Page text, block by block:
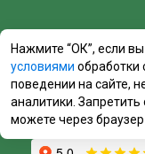
Нажмите “ОК”, если
условиями обработки
поведении на сайте,
аналитики. Запретить
можете через браузер